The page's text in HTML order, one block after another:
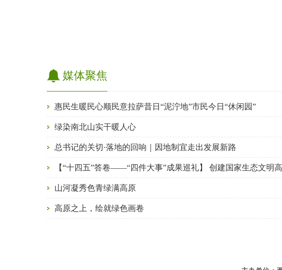
媒体聚焦
惠民生暖民心顺民意拉萨昔日“泥泞地”市民今日“休闲园”
绿染南北山实干暖人心
总书记的关切·落地的回响｜因地制宜走出发展新路
山河凝秀色青绿满高原
高原之上，绘就绿色画卷